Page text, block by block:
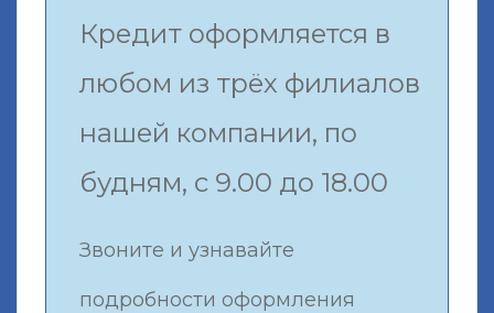
Кредит оформляется в
любом из трёх филиалов
нашей компании, по
будням, с 9.00 до 18.00
Звоните и узнавайте
подробности оформления